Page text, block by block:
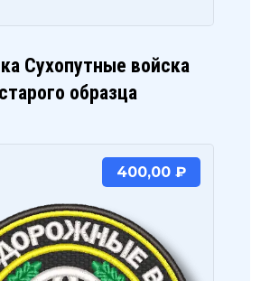
Сухопутные войска
старого образца
400,00 ₽